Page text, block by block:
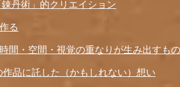
丹術」的クリエイション
る
・空間・視覚の重なりが生み出すもの
品に託した（かもしれない）想い